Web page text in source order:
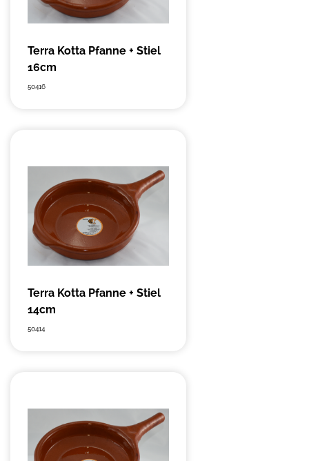
Terra Kotta Pfanne + Stiel
16cm
50416
Terra Kotta Pfanne + Stiel
14cm
50414